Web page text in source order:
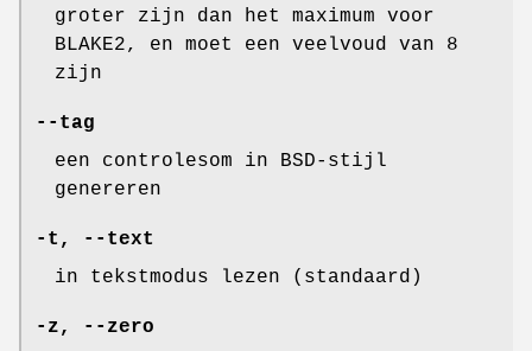
groter zijn dan het maximum voor
BLAKE2, en moet een veelvoud van 8
zijn
--tag
een controlesom in BSD-stijl
genereren
-t ,
--text
in tekstmodus lezen (standaard)
-z ,
--zero